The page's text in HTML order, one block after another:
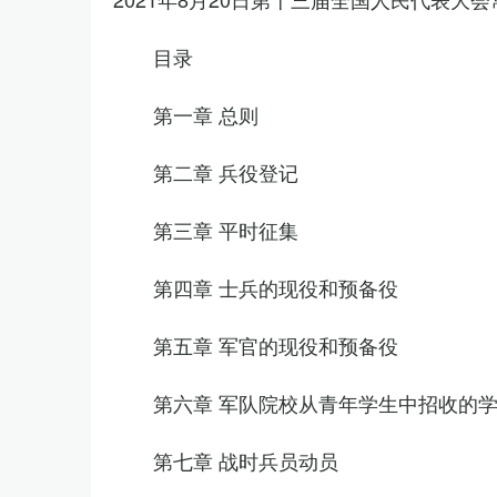
目录
第一章 总则
第二章 兵役登记
第三章 平时征集
第四章 士兵的现役和预备役
第五章 军官的现役和预备役
第六章 军队院校从青年学生中招收的
第七章 战时兵员动员